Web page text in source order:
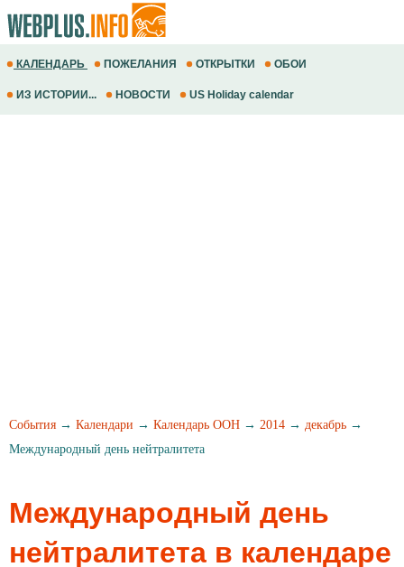
КАЛЕНДАРЬ ПОЖЕЛАНИЯ ОТКРЫТКИ ОБОИ
ИЗ ИСТОРИИ... НОВОСТИ US Holiday calendar
События → Календари → Календарь ООН → 2014 → декабрь →
Международный день нейтралитета
Международный день
нейтралитета в календаре